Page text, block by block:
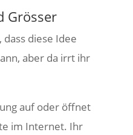
Grösser
diese Idee
aber da irrt ihr
auf oder öffnet
im Internet. Ihr